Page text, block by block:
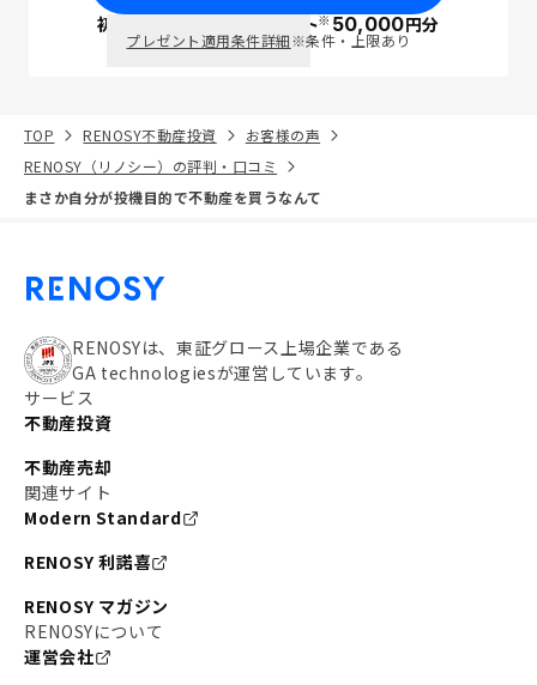
初回面談で ポイント※50,000円分
プレゼント適用条件詳細※条件・上限あり
TOP RENOSY不動産投資
お客様の声
RENOSY（リノシー）の評判・口コミ
まさか自分が投機目的で不動産を買うなんて
RENOSYは、東証グロース上場企業である
GA technologiesが運営しています。
サービス
不動産投資
不動産売却
関連サイト
Modern Standard
RENOSY 利諾喜
RENOSY マガジン
RENOSYについて
運営会社